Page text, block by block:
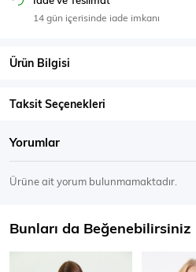
14 gün içerisinde iade imkanı
Ürün Bilgisi
Taksit Seçenekleri
Yorumlar
Ürüne ait yorum bulunmamaktadır.
Bunları da Beğenebilirsiniz